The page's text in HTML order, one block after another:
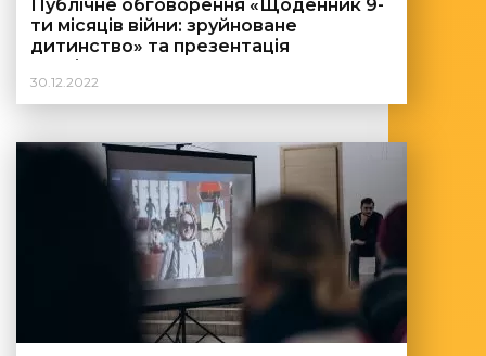
Публічне обговорення «Щоденник 9-
ти місяців війни: зруйноване
дитинство» та презентація
аналітичного огляду
30.12.2022